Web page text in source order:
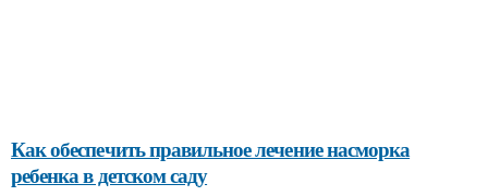
Как обеспечить правильное лечение насморка
ребенка в детском саду